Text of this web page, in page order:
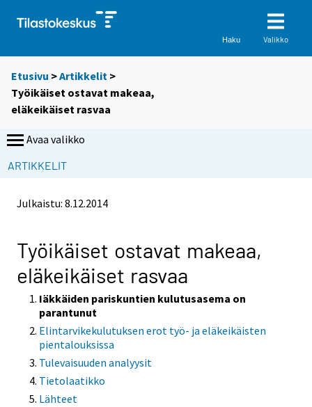
Haku Valikko
Etusivu >Artikkelit >
Työikäiset ostavat makeaa,
eläkeikäiset rasvaa
Avaa valikko
ARTIKKELIT
Julkaistu: 8.12.2014
Työikäiset ostavat makeaa,
eläkeikäiset rasvaa
Iäkkäiden pariskuntien kulutusasema on
parantunut
Elintarvikekulutuksen erot työ- ja eläkeikäisten
pientalouksissa
Tulevaisuuden analyysit
Tietolaatikko
Lähteet